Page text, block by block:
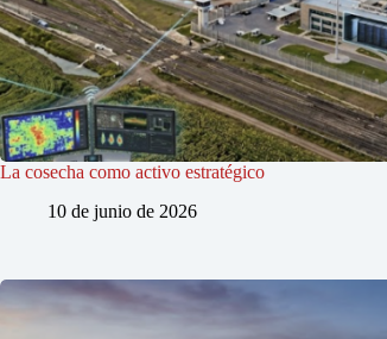
La cosecha como activo estratégico
10 de junio de 2026